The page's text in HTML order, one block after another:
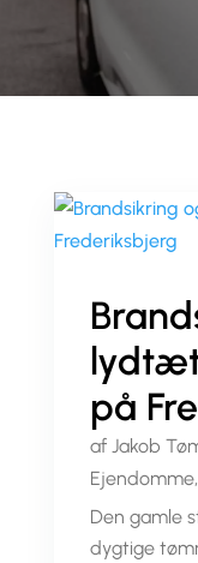
på
af Jakob
Ejendomme,
Den gamle
dygtige